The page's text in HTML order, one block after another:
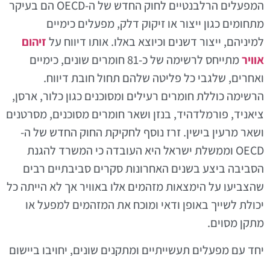
המפעלים הרלבנטיים לחוק החדש של ה-OECD הם בעיקר
מתחומים כגון ייצור או זיקוק דלק, מפעלים כימיים
למיניהם, ייצור דשנים וכיוצא באלו. אותו דיווח עלזיהום
אוויר
מתייחס לרשימה של כ-81 חומרים שונים, כימיים
ואחרים, שלגבי כל פליטה שלהם תחול חובת דיווח.
הרשימה כוללת חומרים רעילים ומסוכנים כגון כלור, ארסן,
ציאניד, פורמלדהיד, בנזן ושאר חומרים מסוכנים, מסרטנים
ושאר מרעין בישין. זרז נוסף לחקיקת החוק החדש של ה-
OECD וממשלת ישראל היא העובדה כי המשרד להגנת
הסביבה ביצע בשנים האחרונות סקרים סביבתיים רבים
שהצביעו על הימצאות מזהמים אלו באוויר אך לא הייתה כל
יכולת לשייך באופן ודאי ומוכח את המזהמים למפעל או
מתקן מסוים.
יחד עם מפעלים תעשייתיים ומתקנים שונים, יחויבו ביישום